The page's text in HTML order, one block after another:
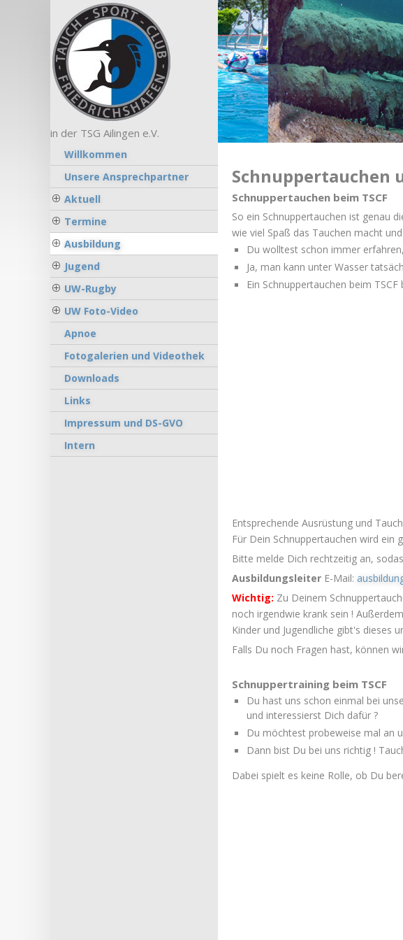
in der TSG Ailingen e.V.
Willkommen
Unsere Ansprechpartner
Aktuell
Termine
Ausbildung
Jugend
UW-Rugby
UW Foto-Video
Apnoe
Fotogalerien und Videothek
Downloads
Links
Impressum und DS-GVO
Intern
Schnuppertauchen
Schnuppertauchen beim TSCF
So ein Schnuppertauchen ist genau
wie viel Spaß das Tauchen macht
Du wolltest schon immer
Ja, man kann unter Wasser
Ein Schnuppertauchen beim
Entsprechende Ausrüstung und
Für Dein Schnuppertauchen wird ein
Bitte melde Dich rechtzeitig an,
Ausbildungsleiter E-Mail:
Wichtig: Zu Deinem
noch irgendwie krank sein !
Kinder und Jugendliche gibt's dieses
Falls Du noch Fragen hast, können
Schnuppertraining beim TSCF
Du hast uns schon einmal bei
und interessierst Dich dafür ?
Du möchtest probeweise mal an
Dann bist Du bei uns richtig !
Dabei spielt es keine Rolle, ob Du